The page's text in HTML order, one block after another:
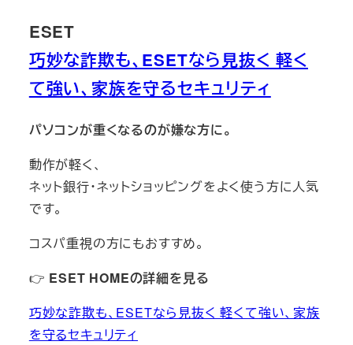
ESET
巧妙な詐欺も、ESETなら見抜く 軽く
て強い、家族を守るセキュリティ
パソコンが重くなるのが嫌な方に。
動作が軽く、
ネット銀行・ネットショッピングをよく使う方に人気
です。
コスパ重視の方にもおすすめ。
👉 ESET HOMEの詳細を見る
巧妙な詐欺も、ESETなら見抜く 軽くて強い、家族
を守るセキュリティ